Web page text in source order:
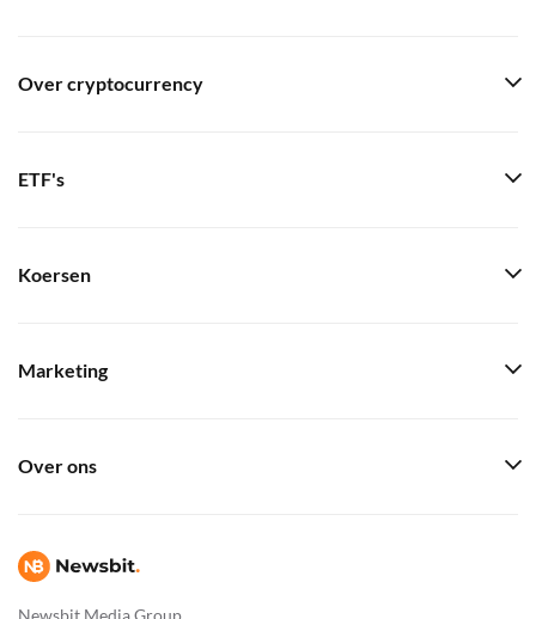
Newsbit Media Group
Over cryptocurrency
ETF's
Koersen
Marketing
Over ons